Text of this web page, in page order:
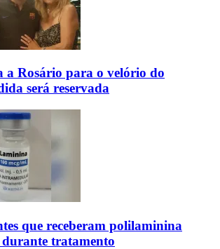
a Rosário para o velório do
será reservada
que receberam polilaminina
tratamento